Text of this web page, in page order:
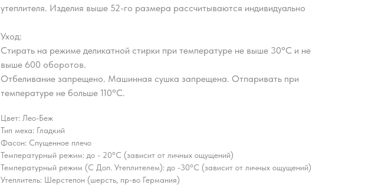
утеплителя. Изделия выше 52-го размера рассчитываются индивидуально
Уход:
Стирать на режиме деликатной стирки при температуре не выше 30°С и не
выше 600 оборотов.
Отбеливание запрещено. Машинная сушка запрещена. Отпаривать при
температуре не больше 110°С.
Цвет: Лео-Беж
Тип меха: Гладкий
Фасон: Спущенное плечо
Температурный режим: до - 20°C (зависит от личных ощущений)
Температурный режим (С Доп. Утеплителем): до -30°C (зависит от личных ощущений)
Утеплитель: Шерстепон (шерсть, пр-во Германия)